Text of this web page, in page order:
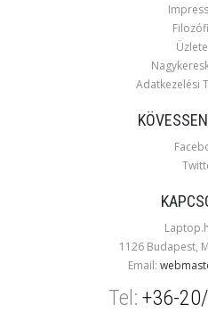
Adatkezelési
1126 Budapest,
Email:
Tel: +36-